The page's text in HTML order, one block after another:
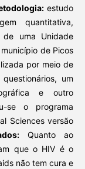
estudo
quantitativa,
de uma Unidade
de Picos
por meio de
um
e outro
se o programa
Sciences versão
Quanto ao
que o HIV é o
não tem cura e